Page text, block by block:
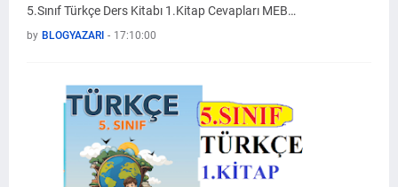
5.Sınıf Türkçe Ders Kitabı 1.Kitap Cevapları MEB…
by BLOGYAZARI - 17:10:00